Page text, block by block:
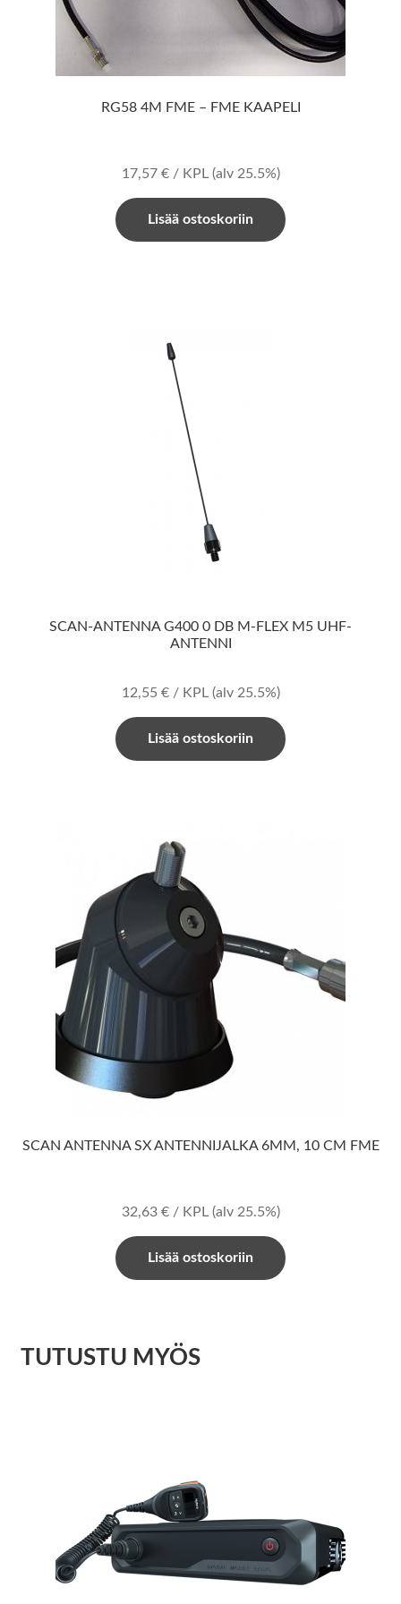
RG58 4M FME – FME KAAPELI
17,57 €/ KPL (alv 25.5%)
Lisää ostoskoriin
SCAN-ANTENNA G400 0 DB M-FLEX M5 UHF-
ANTENNI
12,55 €/ KPL (alv 25.5%)
Lisää ostoskoriin
SCAN ANTENNA SX ANTENNIJALKA 6MM, 10 CM FME
32,63 €/ KPL (alv 25.5%)
Lisää ostoskoriin
TUTUSTU MYÖS